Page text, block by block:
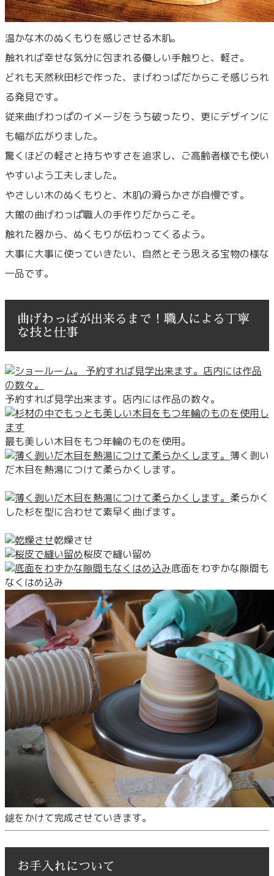
温かな木のぬくもりを感じさせる木肌。
触れれば幸せな気分に包まれる優しい手触りと、軽さ。
どれも天然秋田杉で作った、まげわっぱだからこそ感じられ
る発見です。
従来曲げわっぱのイメージをうち破ったり、更にデザインに
も幅が広がりました。
驚くほどの軽さと持ちやすさを追求し、ご高齢者様でも使い
やすいよう工夫しました。
やさしい木のぬくもりと、木肌の滑らかさが自慢です。
大館の曲げわっぱ職人の手作りだからこそ。
触れた器から、ぬくもりが伝わってくるよう。
大事に大事に使っていきたい、自然とそう思える宝物の様な
一品です。
曲げわっぱが出来るまで！職人による丁寧
な技と仕事
予約すれば見学出来ます。店内には作品の数々。
最も美しい木目をもつ年輪のものを使用。
薄く剥い
だ木目を熱湯につけて柔らかくします。
柔らかく
した杉を型に合わせて素早く曲げます。
乾燥させ
桜皮で縫い留め
底面をわずかな隙間も
なくはめ込み
鑢をかけて完成させていきます。
お手入れについて